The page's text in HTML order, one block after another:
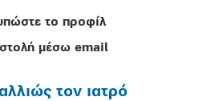
το προφίλ
μέσω email
τον ιατρό